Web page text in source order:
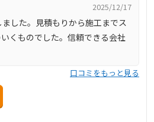
2025/12/17
ました。見積もりから施工までス
くものでした。信頼できる会社
口コミをもっと見る